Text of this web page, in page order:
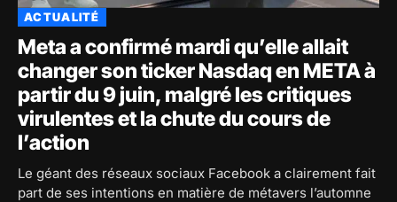
ACTUALITÉ
Meta a confirmé mardi qu’elle allait
changer son ticker Nasdaq en META à
partir du 9 juin, malgré les critiques
virulentes et la chute du cours de
l’action
Le géant des réseaux sociaux Facebook a clairement fait
part de ses intentions en matière de métavers l’automne